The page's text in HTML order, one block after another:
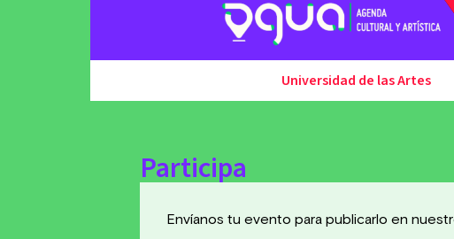
Universidad de las Artes
Participa
Envíanos tu evento para publicarlo en